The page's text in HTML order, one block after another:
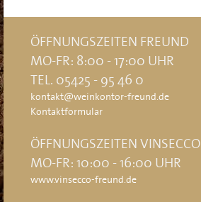
ÖFFNUNGSZEITEN FREUND
MO-FR: 8:00 - 17:00 UHR
TEL. 05425 - 95 46 0
kontakt@weinkontor-freund.de
Kontaktformular
ÖFFNUNGSZEITEN VINSECCO
MO-FR: 10:00 - 16:00 UHR
www.vinsecco-freund.de